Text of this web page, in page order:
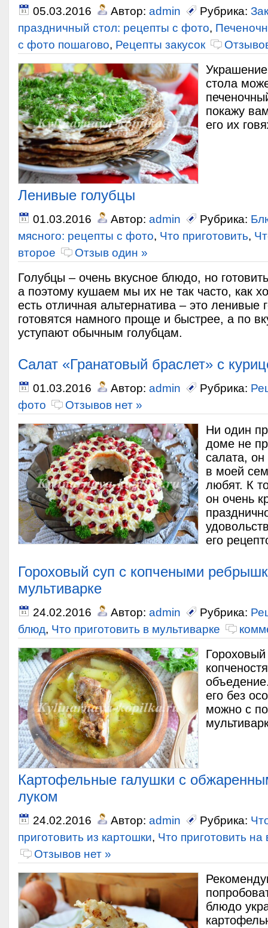
05.03.2016 Автор: admin Рубрика:
праздничный стол: рецепты с фото,
с фото пошагово, Рецепты закусок
стола
покажу
его их
Ленивые голубцы
01.03.2016 Автор: admin Рубрика:
мясного: рецепты с фото, Что приготовить,
второе
Отзыв один »
Голубцы – очень вкусное блюдо, но
а поэтому кушаем мы их не так часто, как
есть отличная альтернатива – это ленивые
готовятся намного проще и быстрее, а по
уступают обычным голубцам.
Салат «Гранатовый браслет» с
01.03.2016 Автор: admin Рубрика:
фото
Отзывов нет »
Ни один
доме не
салата, он
в моей
любят. К
он очень
его
Гороховый суп с копчеными
мультиварке
24.02.2016 Автор: admin Рубрика:
блюд, Что приготовить в мультиварке
Гороховый
его без
можно с
Картофельные галушки с
луком
24.02.2016 Автор: admin Рубрика:
приготовить из картошки, Что приготовить на
Отзывов нет »
блюдо